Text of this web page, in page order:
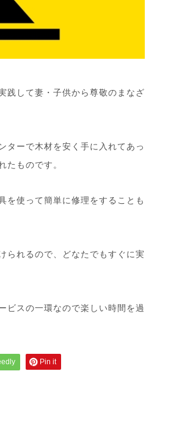
践して妻・子供から尊敬のまなざ
ターで木材を安く手に入れてあっ
たものです。
を使って簡単に修理をすることも
られるので、どなたでもすぐに実
ビスの一環なので楽しい時間を過
Pin it